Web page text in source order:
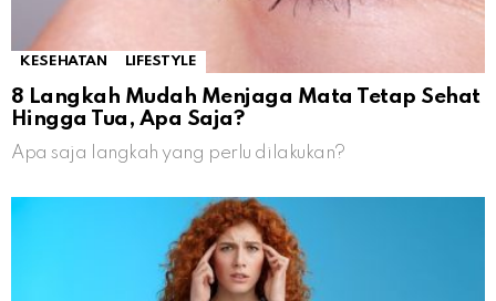
KESEHATAN LIFESTYLE
8 Langkah Mudah Menjaga Mata Tetap Sehat
Hingga Tua, Apa Saja?
Apa saja langkah yang perlu dilakukan?